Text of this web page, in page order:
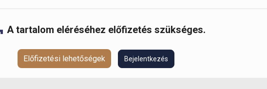
A tartalom eléréséhez előfizetés szükséges.
Előfizetési lehetőségek Bejelentkezés